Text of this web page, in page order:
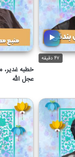
۴۷ دقیقه
خطبه غدیر،
عجل الله